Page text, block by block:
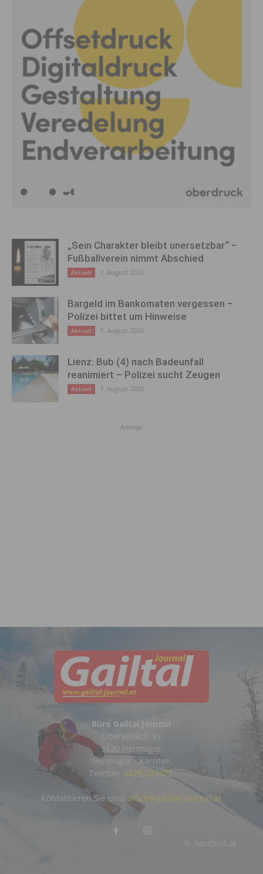
„Sein Charakter bleibt unersetzbar“ –
Fußballverein nimmt Abschied
Aktuell 7. August 2026
Bargeld im Bankomaten vergessen –
Polizei bittet um Hinweise
Aktuell 7. August 2026
Lienz: Bub (4) nach Badeunfall
reanimiert – Polizei sucht Zeugen
Aktuell 7. August 2026
Anzeige
Büro Gailtal Journal
Obervellach 99
9620 Hermagor
Hermagor - Kärnten
Telefon: 04282/20472
© nassfeld.at
Kontaktieren Sie uns: office@gailtal-journal.at